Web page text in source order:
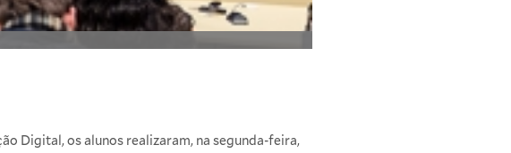
Digital, os alunos realizaram, na segunda-feira,